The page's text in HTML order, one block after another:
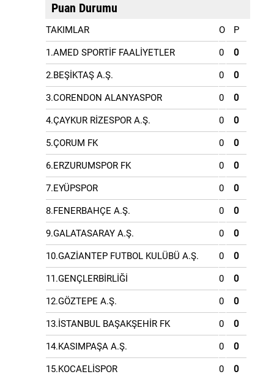
Puan Durumu
TAKIMLAR O P
1.AMED SPORTİF FAALİYETLER 0 0
2.BEŞİKTAŞ A.Ş. 0 0
3.CORENDON ALANYASPOR 0 0
4.ÇAYKUR RİZESPOR A.Ş. 0 0
5.ÇORUM FK 0 0
6.ERZURUMSPOR FK 0 0
7.EYÜPSPOR 0 0
8.FENERBAHÇE A.Ş. 0 0
9.GALATASARAY A.Ş. 0 0
10.GAZİANTEP FUTBOL KULÜBÜ A.Ş. 0 0
11.GENÇLERBİRLİĞİ 0 0
12.GÖZTEPE A.Ş. 0 0
13.İSTANBUL BAŞAKŞEHİR FK 0 0
14.KASIMPAŞA A.Ş. 0 0
15.KOCAELİSPOR 0 0